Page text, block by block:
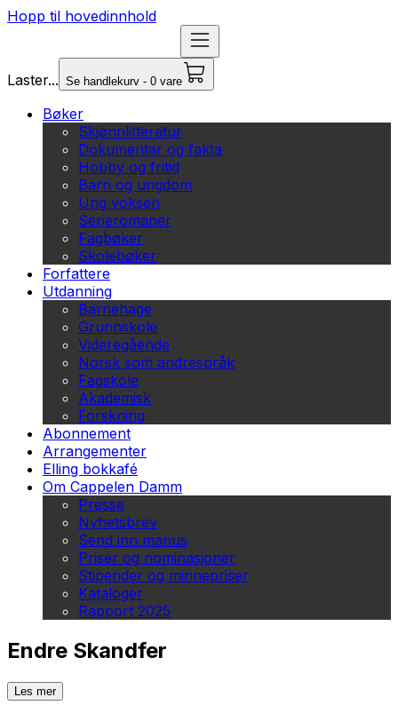
Hopp til hovedinnhold
Laster... Se handlekurv - 0 vare
Bøker
Skjønnlitteratur
Dokumentar og fakta
Hobby og fritid
Barn og ungdom
Ung voksen
Serieromaner
Fagbøker
Skolebøker
Forfattere
Utdanning
Barnehage
Grunnskole
Videregående
Norsk som andrespråk
Fagskole
Akademisk
Forskning
Abonnement
Arrangementer
Elling bokkafé
Om Cappelen Damm
Presse
Nyhetsbrev
Send inn manus
Priser og nominasjoner
Stipender og minnepriser
Kataloger
Rapport 2025
Endre Skandfer
Les mer